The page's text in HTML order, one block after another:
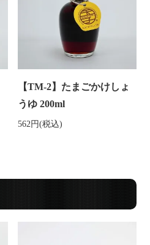
【TM-2】たまごかけしょ
うゆ 200ml
562円(税込)